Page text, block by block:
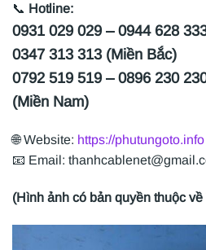
📞 Hotline:
0931 029 029 – 0944 628
0347 313 313 (Miền Bắc)
0792 519 519 – 0896 230
(Miền Nam)
🌐 Website: https://phutungoto.info
📧 Email:
(Hình ảnh có bản quyền thuộc